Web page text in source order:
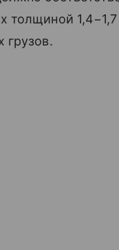
толщиной
грузов.